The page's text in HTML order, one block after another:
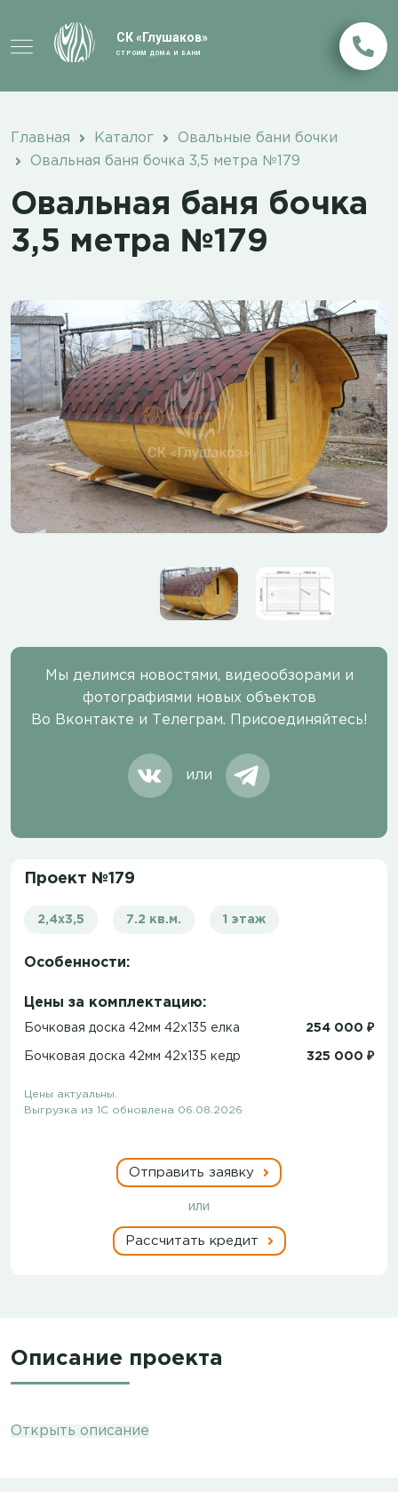
СК «Глушаков»
СТРОИМ ДОМА И БАНИ
Главная Каталог
Овальные бани бочки
Овальная баня бочка 3,5 метра №179
Овальная баня бочка
3,5 метра №179
Мы делимся новостями, видеообзорами и
фотографиями новых объектов
Во Вконтакте и Телеграм. Присоединяйтесь!
или
Проект №179
2,4х3,5 7.2 кв.м. 1 этаж
Особенности:
Цены за комплектацию:
Бочковая доска 42мм 42х135 елка 254 000 ₽
Бочковая доска 42мм 42х135 кедр 325 000 ₽
Цены актуальны.
Выгрузка из 1С обновлена 06.08.2026
Отправить заявку
или
Рассчитать кредит
Описание проекта
Открыть описание